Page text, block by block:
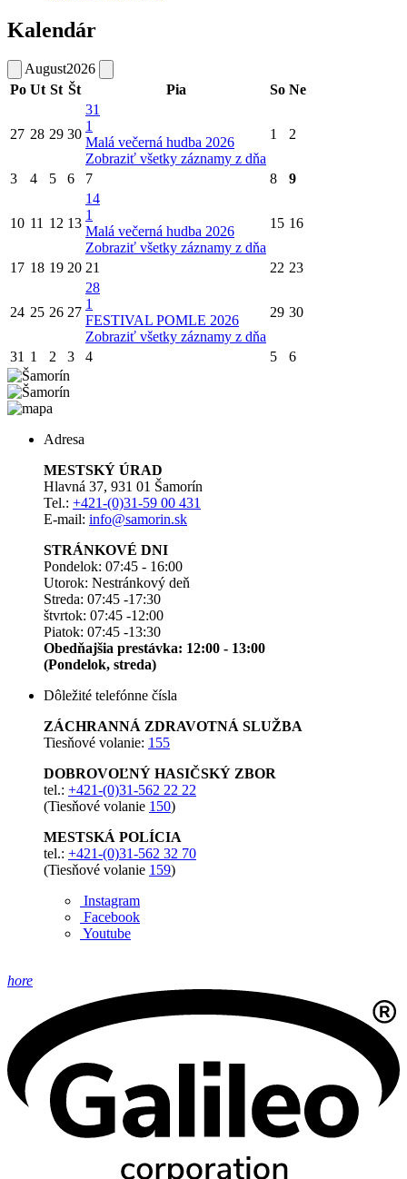
Kalendár
August2026
Po Ut St Št Pia So Ne
27 28 29 30
31
1
Malá večerná hudba 2026
Zobraziť všetky záznamy z dňa
1 2
3 4 5 6 7 8 9
10 11 12 13
14
1
Malá večerná hudba 2026
Zobraziť všetky záznamy z dňa
15 16
17 18 19 20 21 22 23
24 25 26 27
28
1
FESTIVAL POMLE 2026
Zobraziť všetky záznamy z dňa
29 30
31 1 2 3 4 5 6
Adresa
MESTSKÝ ÚRAD
Hlavná 37, 931 01 Šamorín
Tel.: +421-(0)31-59 00 431
E-mail: info@samorin.sk
STRÁNKOVÉ DNI
Pondelok: 07:45 - 16:00
Utorok: Nestránkový deň
Streda: 07:45 -17:30
štvrtok: 07:45 -12:00
Piatok: 07:45 -13:30
Obedňajšia prestávka: 12:00 - 13:00
(Pondelok, streda)
Dôležité telefónne čísla
ZÁCHRANNÁ ZDRAVOTNÁ SLUŽBA
Tiesňové volanie: 155
DOBROVOĽNÝ HASIČSKÝ ZBOR
tel.: +421-(0)31-562 22 22
(Tiesňové volanie 150)
MESTSKÁ POLÍCIA
tel.: +421-(0)31-562 32 70
(Tiesňové volanie 159)
Instagram
Facebook
Youtube
hore